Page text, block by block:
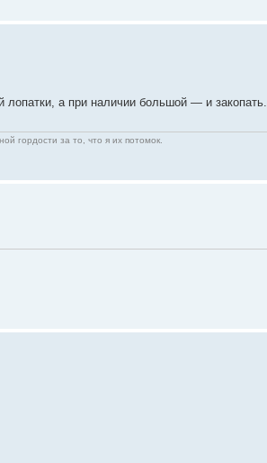
лопатки, а при наличии большой — и закопать.
гордости за то, что я их потомок.